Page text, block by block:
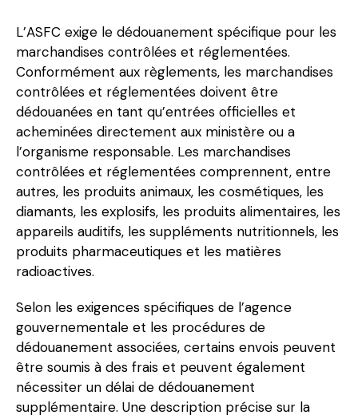
L’ASFC exige le dédouanement spécifique pour les
marchandises contrôlées et réglementées.
Conformément aux règlements, les marchandises
contrôlées et réglementées doivent être
dédouanées en tant qu’entrées officielles et
acheminées directement aux ministère ou a
l’organisme responsable. Les marchandises
contrôlées et réglementées comprennent, entre
autres, les produits animaux, les cosmétiques, les
diamants, les explosifs, les produits alimentaires, les
appareils auditifs, les suppléments nutritionnels, les
produits pharmaceutiques et les matières
radioactives.
Selon les exigences spécifiques de l’agence
gouvernementale et les procédures de
dédouanement associées, certains envois peuvent
être soumis à des frais et peuvent également
nécessiter un délai de dédouanement
supplémentaire. Une description précise sur la